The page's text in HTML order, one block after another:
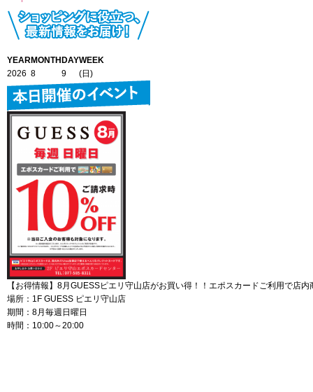
YEARMONTHDAYWEEK
2026 8 9 (日)
【お得情報】8月GUESSピエリ守山店がお買い得！！エポスカードご利用で店
場所：1F GUESS ピエリ守山店
期間：8月毎週日曜日
時間：10:00～20:00